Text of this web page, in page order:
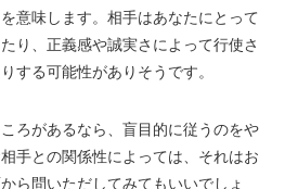
意味します。相手はあなたにとって
り、正義感や誠実さによって行使さ
する可能性がありそうです。
ろがあるなら、盲目的に従うのをや
手との関係性によっては、それはお
ら問いただしてみてもいいでしょ